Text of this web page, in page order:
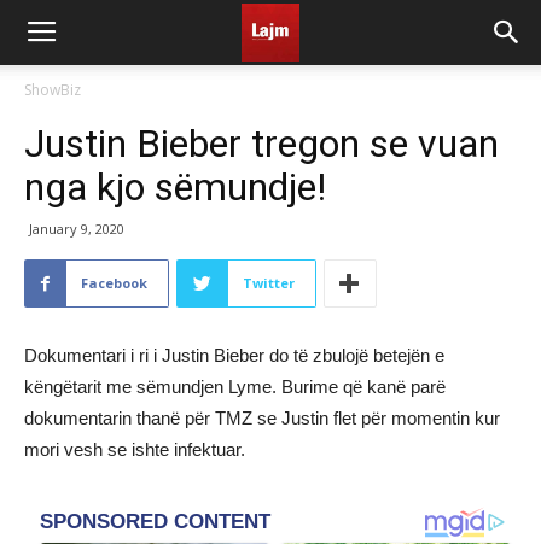
ShowBiz
Justin Bieber tregon se vuan
nga kjo sëmundje!
January 9, 2020
Facebook Twitter
Dokumentari i ri i Justin Bieber do të zbulojë betejën e
këngëtarit me sëmundjen Lyme. Burime që kanë parë
dokumentarin thanë për TMZ se Justin flet për momentin kur
mori vesh se ishte infektuar.